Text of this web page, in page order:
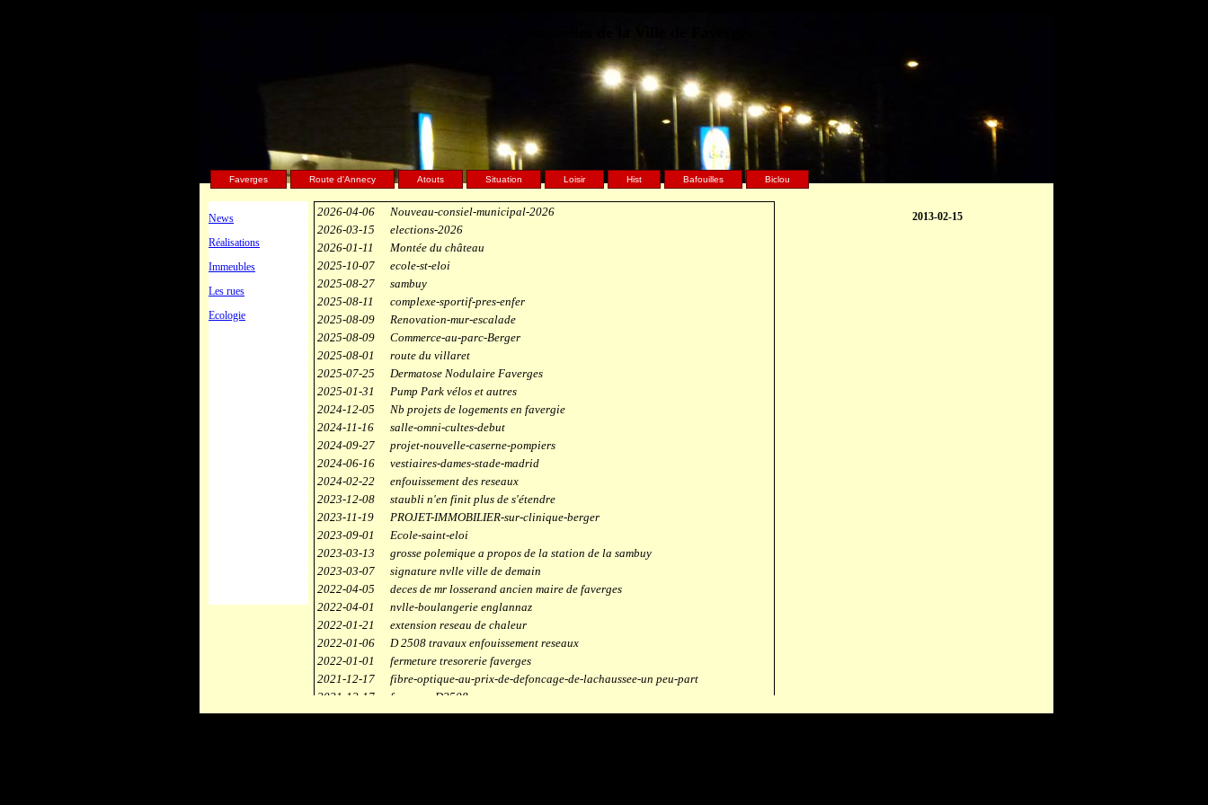
News
Réalisations
Immeubles
Les rues
Ecologie
Faverges Route d'Annecy Atouts Situation Loisir Hist Bafouilles Biclou
2026-04-06
Nouveau-consiel-municipal-2026
2026-03-15
elections-2026
2026-01-11
Montée du château
2025-10-07
ecole-st-eloi
2025-08-27
sambuy
2025-08-11
complexe-sportif-pres-enfer
2025-08-09
Renovation-mur-escalade
2025-08-09
Commerce-au-parc-Berger
2025-08-01
route du villaret
2025-07-25
Dermatose Nodulaire Faverges
2025-01-31
Pump Park vélos et autres
2024-12-05
Nb projets de logements en favergie
2024-11-16
salle-omni-cultes-debut
2024-09-27
projet-nouvelle-caserne-pompiers
2024-06-16
vestiaires-dames-stade-madrid
2024-02-22
enfouissement des reseaux
2023-12-08
staubli n'en finit plus de s'étendre
2023-11-19
PROJET-IMMOBILIER-sur-clinique-berger
2023-09-01
Ecole-saint-eloi
2023-03-13
grosse polemique a propos de la station de la sambuy
2023-03-07
signature nvlle ville de demain
2022-04-05
deces de mr losserand ancien maire de faverges
2022-04-01
nvlle-boulangerie englannaz
2022-01-21
extension reseau de chaleur
2022-01-06
D 2508 travaux enfouissement reseaux
2022-01-01
fermeture tresorerie faverges
2021-12-17
fibre-optique-au-prix-de-defoncage-de-lachaussee-un peu-part
2021-12-17
faverges-D2508
2021-12-17
staubli
2013-02-15